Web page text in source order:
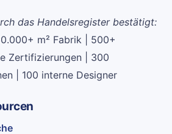
das Handelsregister bestätigt:
m² Fabrik | 500+
Zertifizierungen | 300
| 100 interne Designer